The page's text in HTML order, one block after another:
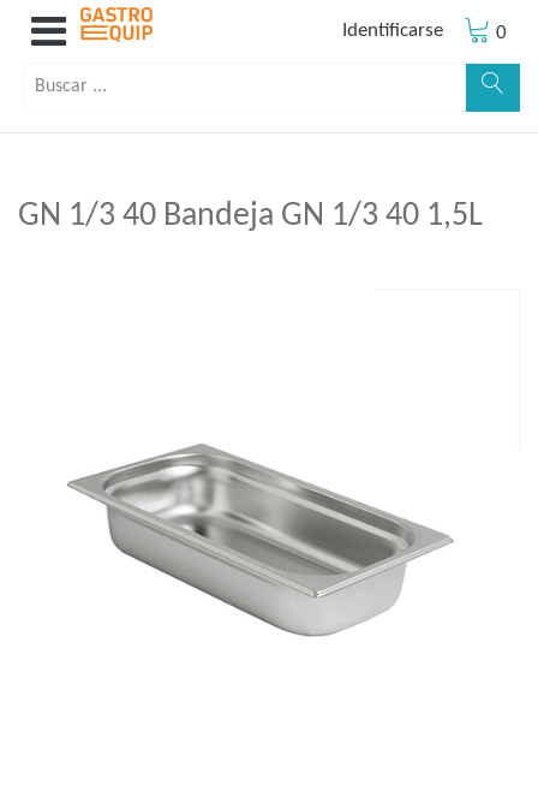
Identificarse 0
GN 1/3 40 Bandeja GN 1/3 40 1,5L